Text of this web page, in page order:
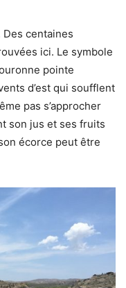
Des centaines
ici. Le symbole
pointe
d’est qui soufflent
pas s’approcher
son jus et ses fruits
écorce peut être